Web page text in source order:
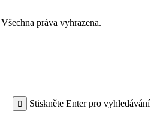
práva vyhrazena.
Stiskněte Enter pro vyhledávání